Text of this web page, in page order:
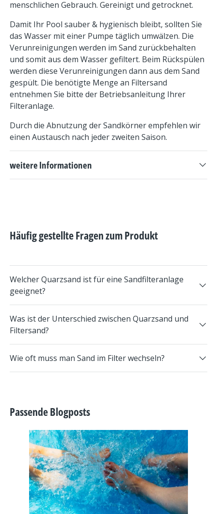
menschlichen Gebrauch. Gereinigt und getrocknet.
Damit Ihr Pool sauber & hygienisch bleibt, sollten Sie
das Wasser mit einer Pumpe täglich umwälzen. Die
Verunreinigungen werden im Sand zurückbehalten
und somit aus dem Wasser gefiltert. Beim Rückspülen
werden diese Verunreinigungen dann aus dem Sand
gespült. Die benötigte Menge an Filtersand
entnehmen Sie bitte der Betriebsanleitung Ihrer
Filteranlage.
Durch die Abnutzung der Sandkörner empfehlen wir
einen Austausch nach jeder zweiten Saison.
weitere Informationen
Häufig gestellte Fragen zum Produkt
Welcher Quarzsand ist für eine Sandfilteranlage
geeignet?
Was ist der Unterschied zwischen Quarzsand und
Filtersand?
Wie oft muss man Sand im Filter wechseln?
Passende Blogposts